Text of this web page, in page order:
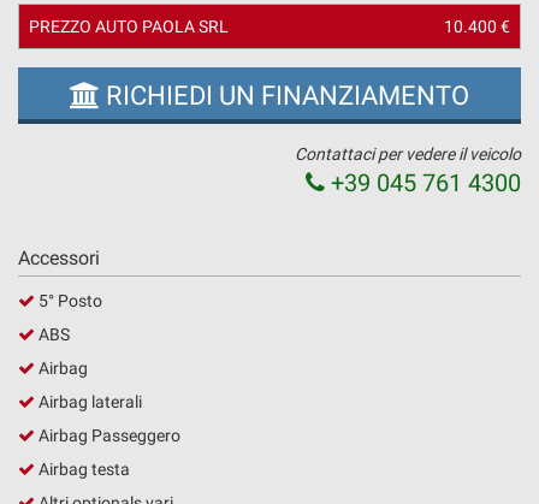
PREZZO AUTO PAOLA SRL 10.400 €
RICHIEDI UN FINANZIAMENTO
Contattaci per vedere il veicolo
+39 045 761 4300
Accessori
5° Posto
ABS
Airbag
Airbag laterali
Airbag Passeggero
Airbag testa
alla
policy.
scelte
in
qualsiasi
momento.